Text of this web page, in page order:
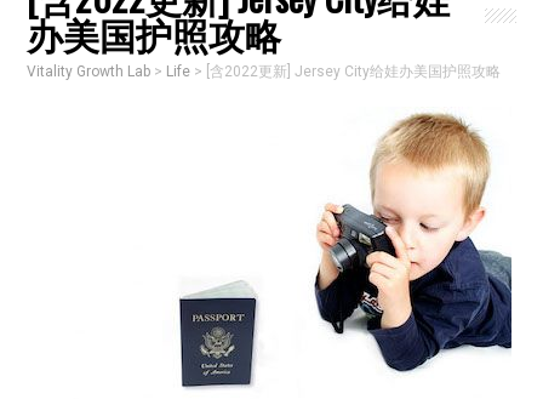
办美国护照攻略
Vitality Growth Lab > Life > [含2022更新] Jersey City给娃办美国护照攻略